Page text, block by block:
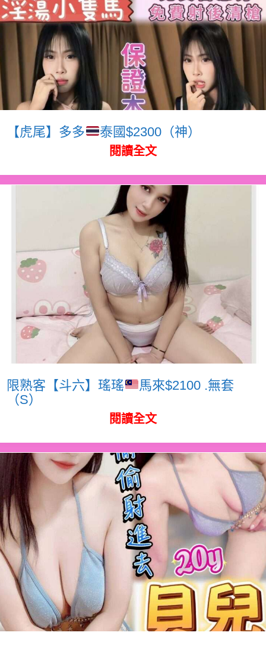
【虎尾】多多 泰國$2300（神）
閱讀全文
限熟客【斗六】瑤瑤
馬來$2100 .無套
（S）
閱讀全文